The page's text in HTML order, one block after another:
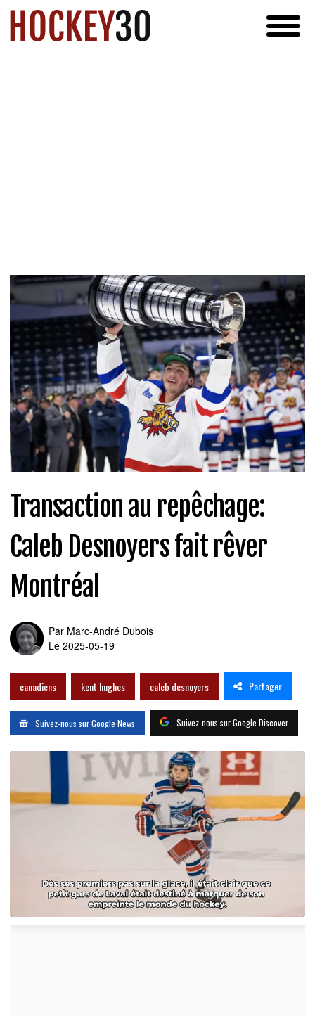
Transaction au repêchage:
Caleb Desnoyers fait rêver
Montréal
Par Marc-André Dubois
Le 2025-05-19
canadiens kent hughes caleb desnoyers Partager
Suivez-nous sur Google News Suivez-nous sur Google Discover